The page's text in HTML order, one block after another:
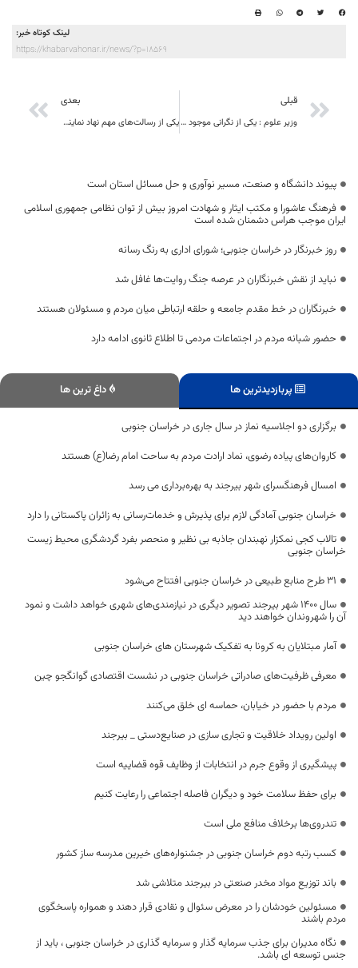
لینک کوتاه خبر:
https://khabarvahonar.ir/news/?p=18569
قبلی
وزیر علوم : یکی از نگرانی موجود را کاهش اقبال به تحصیل در رشته های علوم پایه است
بعدی
یکی از رسالت‌های مهم نهاد نمایندگی مقام معظم رهبری در دانشگاه‌ها برطرف کردن شبهات است
پیوند دانشگاه و صنعت، مسیر نوآوری و حل مسائل استان است
فرهنگ عاشورا و مکتب ایثار و شهادت امروز بیش از توان نظامی جمهوری اسلامی
ایران موجب هراس دشمنان شده است
روز خبرنگار در خراسان جنوبی؛ شورای اداری به رنگ رسانه
نباید از نقش خبرنگاران در عرصه جنگ روایت‌ها غافل شد
خبرنگاران در خط مقدم جامعه و حلقه ارتباطی میان مردم و مسئولان هستند
حضور شبانه مردم در اجتماعات مردمی تا اطلاع ثانوی ادامه دارد
پربازدیدترین ها داغ ترین ها
برگزاری دو اجلاسیه نماز در سال جاری در خراسان جنوبی
کاروان‌های پیاده رضوی، نماد ارادت مردم به ساحت امام رضا(ع) هستند
امسال فرهنگسرای شهر بیرجند به بهره‌برداری می رسد
خراسان جنوبی آمادگی لازم برای پذیرش و خدمات‌رسانی به زائران پاکستانی را دارد
تالاب کجی نمکزار نهبندان جاذبه بی نظیر و منحصر بفرد گردشگری محیط زیست
خراسان جنوبی
۳۱ طرح منابع طبیعی در خراسان جنوبی افتتاح می‌شود
سال ۱۴۰۰ شهر بیرجند تصویر دیگری در نیازمندی‌های شهری خواهد داشت و نمود
آن را شهروندان خواهند دید
آمار مبتلایان به کرونا به تفکیک شهرستان های خراسان جنوبی
معرفی ظرفیت‌های صادراتی خراسان جنوبی در نشست اقتصادی گوانگجو چین
مردم با حضور در خیابان، حماسه ای خلق می‌کنند
اولین رویداد خلاقیت و تجاری ‌سازی در صنایع‌دستی _ بیرجند
پیشگیری از وقوع جرم در انتخابات از وظایف قوه قضاییه است
برای حفظ سلامت خود و دیگران فاصله اجتماعی را رعایت کنیم
تندروی‌ها برخلاف منافع ملی است
کسب رتبه دوم خراسان جنوبی در جشنواره‌های خیرین مدرسه ساز کشور
باند توزیع مواد مخدر صنعتی در بیرجند متلاشی شد
مسئولین خودشان را در معرض سئوال و نقادی قرار دهند و همواره پاسخگوی
مردم باشند
نگاه مدیران برای جذب سرمایه گذار و سرمایه گذاری در خراسان جنوبی ، باید از
جنس توسعه ای باشد.